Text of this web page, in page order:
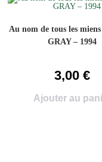
Au nom de tous les
GRAY – 1994
3,00€
Ajouter au